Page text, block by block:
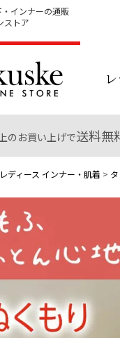
インナーの通販
ストア
のお買い上げで送料無
レディース インナー・肌着